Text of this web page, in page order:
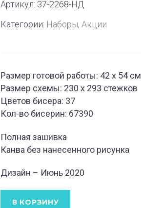
Артикул: 37-2268-НД
Категории: Наборы, Акции
Размер готовой работы: 42 х 54 см
Размер схемы: 230 х 293 стежков
Цветов бисера: 37
Кол-во бисерин: 67390
Полная зашивка
Канва без нанесенного рисунка
Дизайн – Июнь 2020
В КОРЗИНУ